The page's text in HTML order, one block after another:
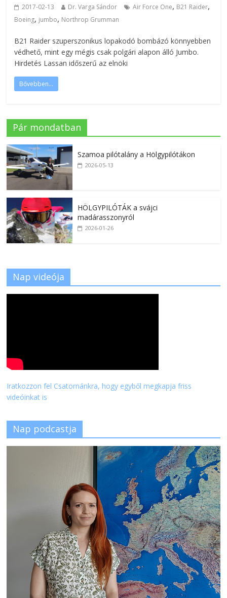
2017-02-13 Dr. Varga Sándor Air Force One, B21 Raider,
Boeing, jumbo, Northrop Grumman
B21 Raider szuperszonikus lopakodó bombázó könnyebben
védhető, mint egy mégis csak polgári alapon álló Jumbo.
Hirdetés Lassan időszerű az elnöki
Bővebben...
Pár mondatban
Szamoa pilótalány a Hölgypilótákon
2026-05-13
HÖLGYPILÓTÁK a svájci
madárasszonyról
2026-01-26
Nap videója
Iratkozzon fel Csatornánkra, hogy egyből megkapja friss
videóinkat is
Nap podcastja